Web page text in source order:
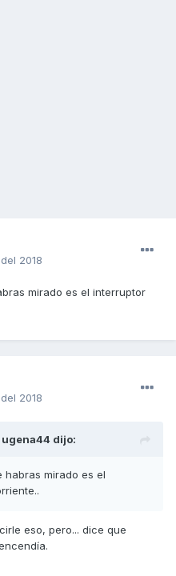
2018
mirado es el interruptor
2018
ugena44 dijo:
habras mirado es el
eso, pero... dice que